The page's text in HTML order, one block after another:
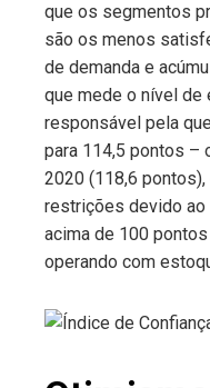
que os segmentos
são os menos
de demanda e
que mede o nível
responsável pela
para 114,5 pontos –
2020 (118,6
restrições devido
acima de 100
operando com